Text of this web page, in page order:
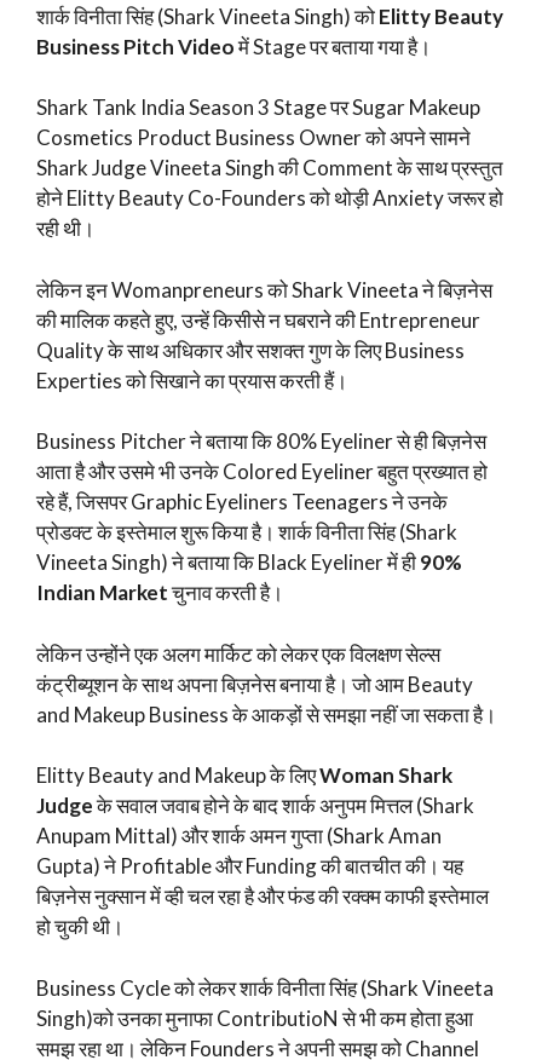
शार्क विनीता सिंह (Shark Vineeta Singh) कोElitty Beauty
Business Pitch Videoमें Stage पर बताया गया है।
Shark Tank India Season 3 Stage पर Sugar Makeup
Cosmetics Product Business Owner को अपने सामने
Shark Judge Vineeta Singh की Comment के साथ प्रस्तुत
होने Elitty Beauty Co-Founders को थोड़ी Anxiety जरूर हो
रही थी।
लेकिन इन Womanpreneurs को Shark Vineeta ने बिज़नेस
की मालिक कहते हुए, उन्हें किसीसे न घबराने की Entrepreneur
Quality के साथ अधिकार और सशक्त गुण के लिए Business
Experties को सिखाने का प्रयास करती हैं।
Business Pitcher ने बताया कि 80% Eyeliner से ही बिज़नेस
आता है और उसमे भी उनके Colored Eyeliner बहुत प्रख्यात हो
रहे हैं, जिसपर Graphic Eyeliners Teenagers ने उनके
प्रोडक्ट के इस्तेमाल शुरू किया है। शार्क विनीता सिंह (Shark
Vineeta Singh) ने बताया कि Black Eyeliner में ही90%
Indian Marketचुनाव करती है।
लेकिन उन्होंने एक अलग मार्किट को लेकर एक विलक्षण सेल्स
कंट्रीब्यूशन के साथ अपना बिज़नेस बनाया है। जो आम Beauty
and Makeup Business के आकड़ों से समझा नहीं जा सकता है।
Elitty Beauty and Makeup के लिएWoman Shark
Judgeके सवाल जवाब होने के बाद शार्क अनुपम मित्तल (Shark
Anupam Mittal) और शार्क अमन गुप्ता (Shark Aman
Gupta) ने Profitable और Funding की बातचीत की। यह
बिज़नेस नुक्सान में व्ही चल रहा है और फंड की रक्क्म काफी इस्तेमाल
हो चुकी थी।
Business Cycle को लेकर शार्क विनीता सिंह (Shark Vineeta
Singh)को उनका मुनाफा ContributioN से भी कम होता हुआ
समझ रहा था। लेकिन Founders ने अपनी समझ को Channel